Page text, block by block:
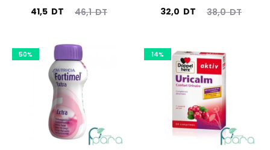
46,1DT
Le
initial
était :
46,1
DT.
41,5 DT
actuel
38,0DT
Le
était :
38,0
32,0 DT
actuel
50% 14%